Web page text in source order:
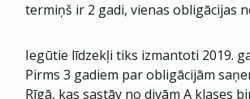
termiņš ir 2 gadi, vienas obligācijas
Iegūtie līdzekļi tiks izmantoti 2019.
Pirms 3 gadiem par obligācijām
Rīgā, kas sastāv no divām A klases